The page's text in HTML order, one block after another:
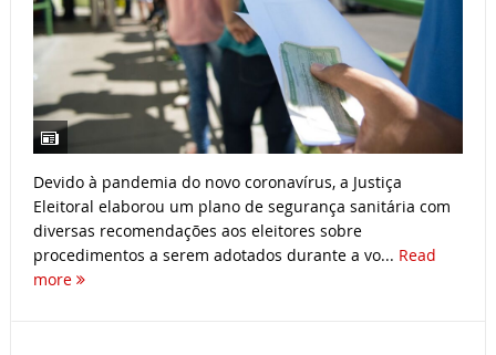
Devido à pandemia do novo coronavírus, a Justiça
Eleitoral elaborou um plano de segurança sanitária com
diversas recomendações aos eleitores sobre
procedimentos a serem adotados durante a vo... Read
more